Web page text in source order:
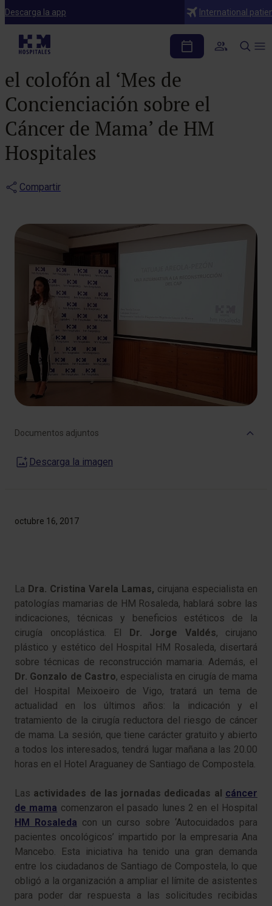
Descarga la app International
Notas de prensa
Una sesión sobre avances
en la cirugía oncológica pone
el colofón al ‘Mes de
Concienciación sobre el
Cáncer de Mama’ de HM
Hospitales
Compartir
octubre 16, 2017
La Dra. Cristina Varela Lamas, cirujana especialista en
patologías mamarias de HM Rosaleda, hablará sobre las
indicaciones, técnicas y beneficios estéticos de la
cirugía oncoplástica. El Dr. Jorge Valdés, cirujano
plástico y estético del Hospital HM Rosaleda, disertará
sobre técnicas de reconstrucción mamaria. Además, el
Dr. Gonzalo de Castro, especialista en cirugía de mama
del Hospital Meixoeiro de Vigo, tratará un tema de
actualidad en los últimos años: la indicación y el
tratamiento de la cirugía reductora del riesgo de cáncer
de mama. La sesión, que tiene carácter gratuito y abierto
a todos los interesados, tendrá lugar mañana a las 20.00
horas en el Hotel Araguaney de Santiago de Compostela.
Las actividades de las jornadas dedicadas al cáncer
de mama comenzaron el pasado lunes 2 en el Hospital
HM Rosaleda con un curso sobre ‘Autocuidados para
pacientes oncológicos’ impartido por la empresaria Ana
Mancebo. Esta iniciativa ha tenido una gran demanda
entre los ciudadanos de Santiago de Compostela, lo que
obligó a la organización a ampliar el límite de asistentes
para poder dar respuesta a las solicitudes recibidas
Documentos adjuntos
Descarga la imagen